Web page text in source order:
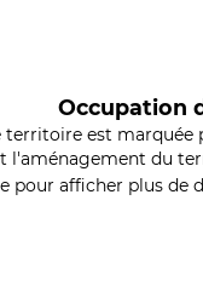
Occupation
territoire est
l'aménagement du
pour afficher plus de